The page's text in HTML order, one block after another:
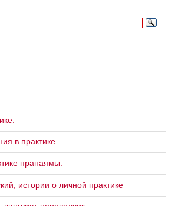
в практике.
пранаямы.
истории о личной практике